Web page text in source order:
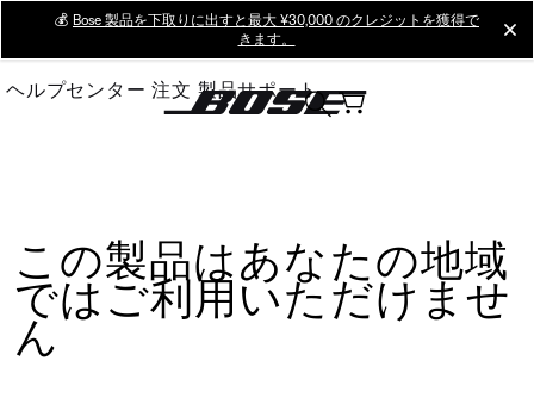
Main
💰 Bose 製品を下取りに出すと最大 ¥30,000 のクレジットを獲得で
きます。
ヘルプセンター 注文 製品サポート
この製品はあなたの地域
ではご利用いただけませ
ん